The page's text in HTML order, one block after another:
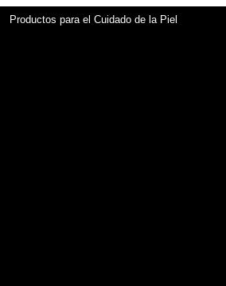
Productos para el Cuidado de la Piel